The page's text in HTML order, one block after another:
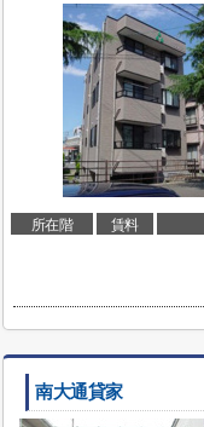
所在階 賃料
南大通貸家